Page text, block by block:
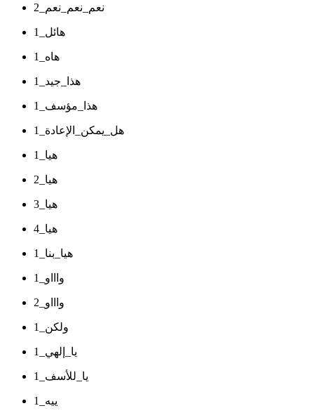
نعم_نعم_نعم_2
هائل_1
هاه_1
هذا_جيد_1
هذا_مؤسف_1
هل_يمكن_الإعادة_1
هيا_1
هيا_2
هيا_3
هيا_4
هيا_بنا_1
واااو_1
واااو_2
ولكن_1
يا_إلهي_1
يا_للأسف_1
ييه_1